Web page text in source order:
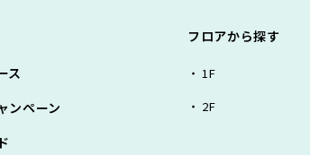
ス
ンペーン
フロアから探す
1F
2F